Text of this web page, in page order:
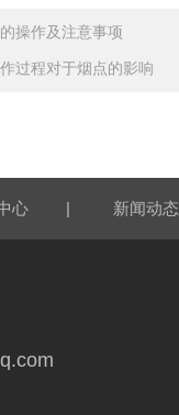
操作及注意事项
过程对于烟点的影响
心 | 新闻动态